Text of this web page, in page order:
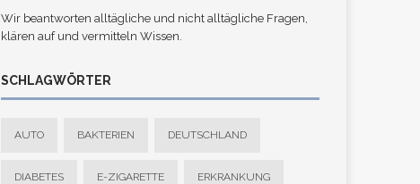
Wir beantworten alltägliche und nicht alltägliche Fragen,
klären auf und vermitteln Wissen.
SCHLAGWÖRTER
AUTO BAKTERIEN DEUTSCHLAND
DIABETES E-ZIGARETTE ERKRANKUNG